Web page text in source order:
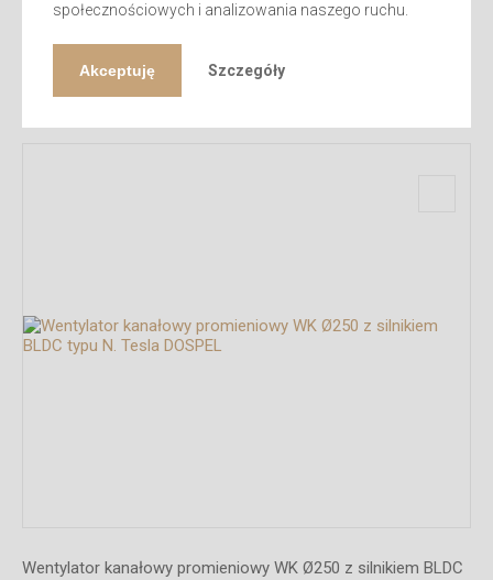
Wentylator dachowy promieniowy Ø315 WD z silnikiem BLDC
typu N. Tesla DOSPEL
Wentylator kanałowy promieniowy WK Ø250 z silnikiem BLDC
społecznościowych i analizowania naszego ruchu.
Akceptuję Szczegóły